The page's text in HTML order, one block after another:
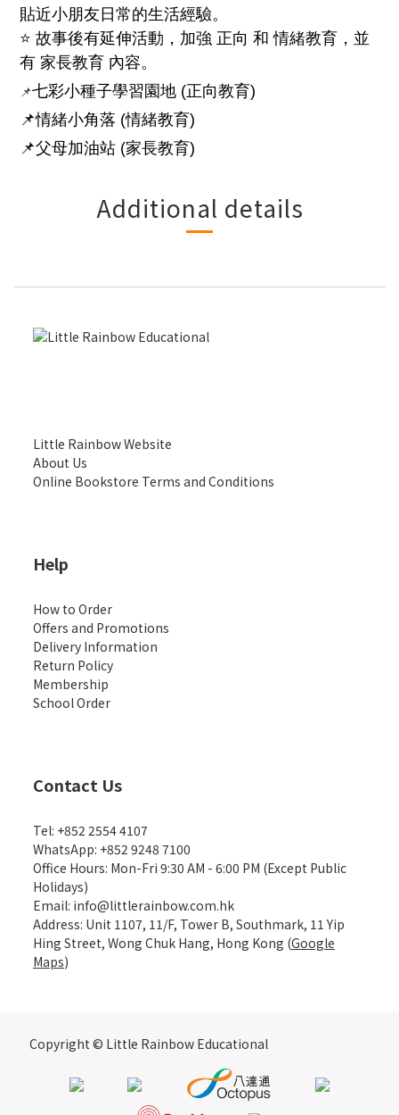
貼近小朋友日常的生活經驗。
⭐ 故事後有延伸活動，加強 正向 和 情緒教育，並
有 家長教育 內容。
📌七彩小種子學習園地 (正向教育)
📌情緒小角落 (情緒教育)
📌父母加油站 (家長教育)
Additional details
Little Rainbow Website
About Us
Online Bookstore Terms and Conditions
Help
How to Order
Offers and Promotions
Delivery Information
Return Policy
Membership
School Order
Contact Us
Tel: +852 2554 4107
WhatsApp: +852 9248 7100
Office Hours: Mon-Fri 9:30 AM - 6:00 PM (Except Public
Holidays)
Email: info@littlerainbow.com.hk
Address: Unit 1107, 11/F, Tower B, Southmark, 11 Yip
Hing Street, Wong Chuk Hang, Hong Kong (Google
Maps)
Copyright © Little Rainbow Educational